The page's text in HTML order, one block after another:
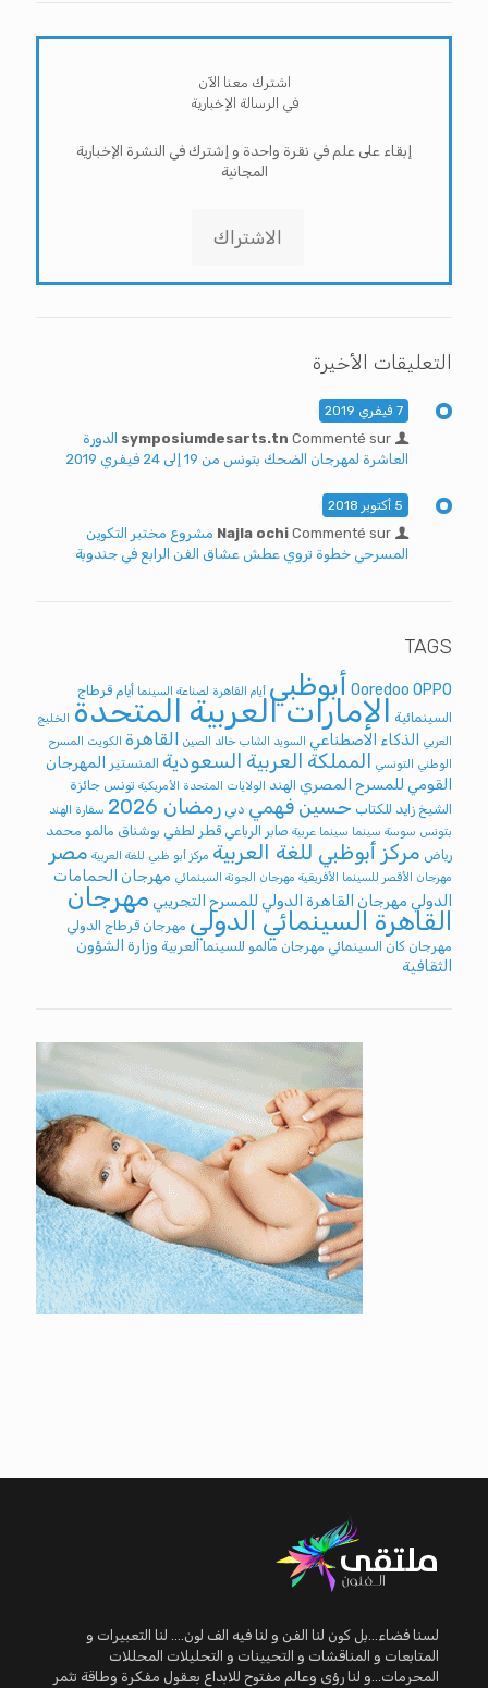
اشترك معنا الآن
في الرسالة الإخبارية
إبقاء على علم في نقرة واحدة و إشترك في النشرة الإخبارية
المجانية
الاشتراك
التعليقات الأخيرة
7 فيفري 2019
symposiumdesarts.tn Commenté sur
الدورة
العاشرة لمهرجان الضحك بتونس من 19 إلى 24 فيفري 2019
5 أكتوبر 2018
Najla ochi Commenté sur
مشروع مختبر التكوين
المسرحي خطوة تروي عطش عشاق الفن الرابع في جندوبة
TAGS
Ooredoo OPPO أبوظبي أيام القاهرة لصناعة السينما أيام قرطاج
السينمائية الإمارات العربية المتحدة الخليج
العربي
الذكاء الاصطناعي السويد الشاب خالد الصين القاهرة الكويت المسرح
الوطني التونسي
المملكة العربية السعودية المنستير
المهرجان
القومي للمسرح المصري الهند الولايات المتحدة الأمريكية تونس جائزة
الشيخ زايد للكتاب حسين فهمي دبي رمضان 2026
سفارة الهند
بتونس سوسة سينما سينما عربية صابر الرباعي قطر لطفي بوشناق مالمو محمد
رياض مركز أبوظبي للغة العربية مركز أبو ظبي للغة العربية مصر
مهرجان الأقصر للسينما الأفريقية مهرجان الجونة السينمائي مهرجان الحمامات
الدولي مهرجان القاهرة الدولي للمسرح التجريبي مهرجان
القاهرة السينمائي الدولي مهرجان قرطاج الدولي
مهرجان كان السينمائي مهرجان مالمو للسينما العربية وزارة الشؤون
الثقافية
لسنا فضاء...بل كون لنا الفن و لنا فيه الف لون.... لنا التعبيرات و
المتابعات و المناقشات و التحيينات و التحليلات المحللات
المحرمات...و لنا رؤى وعالم مفتوح للابداع بعقول مفكرة وطاقة تثمر